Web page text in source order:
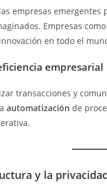
empresas
Empresas como
en todo el
empresarial
transacciones y
automatización de
y la